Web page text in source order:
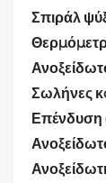
Σπιράλ
Σωλήνες